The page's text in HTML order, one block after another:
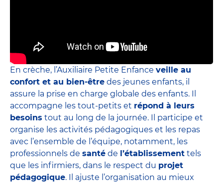
En crèche, l’Auxiliaire Petite Enfance veille au
confort et au bien-être des jeunes enfants, il
assure la prise en charge globale des enfants. Il
accompagne les tout-petits et répond à leurs
besoins tout au long de la journée. Il participe et
organise les activités pédagogiques et les repas
avec l’ensemble de l’équipe, notamment, les
professionnels de santé de l’établissement tels
que les infirmiers, dans le respect du projet
pédagogique. Il ajuste l’organisation au mieux